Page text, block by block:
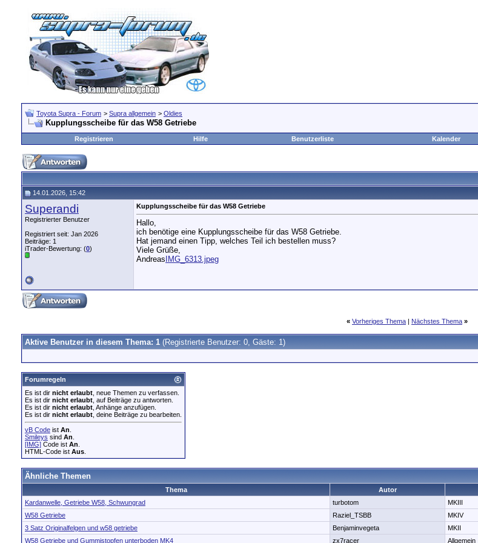
Toyota Supra - Forum > Supra allgemein > Oldies
Kupplungsscheibe für das W58 Getriebe
Registrieren
Hilfe Benutzerliste Kalender
14.01.2026, 15:42
Superandi
Registrierter Benutzer
Registriert seit: Jan 2026
Beiträge: 1
iTrader-Bewertung: (0)
Kupplungsscheibe für das W58 Getriebe
Hallo,
ich benötige eine Kupplungsscheibe für das W58 Getriebe.
Hat jemand einen Tipp, welches Teil ich bestellen muss?
Viele Grüße,
Andreas IMG_6313.jpeg
« Vorheriges Thema | Nächstes Thema »
Aktive Benutzer in diesem Thema: 1 (Registrierte Benutzer: 0, Gäste: 1)
Forumregeln
Es ist dir nicht erlaubt , neue Themen zu verfassen.
Es ist dir nicht erlaubt , auf Beiträge zu antworten.
Es ist dir nicht erlaubt , Anhänge anzufügen.
Es ist dir nicht erlaubt , deine Beiträge zu bearbeiten.
vB Code ist An
Smileys sind An
[IMG] Code ist An
HTML-Code ist Aus
Ähnliche Themen
Thema Autor
Kardanwelle, Getriebe W58, Schwungrad
turbotom MKIII
W58 Getriebe
Raziel_TSBB MKIV
3 Satz Originalfelgen und w58 getriebe
Benjaminvegeta MKII
W58 Getriebe und Gummistopfen unterboden MK4
zx7racer Allgemein